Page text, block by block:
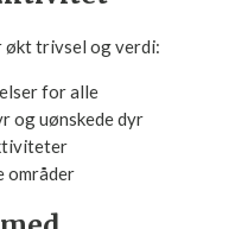
trivsel og verdi:
for alle
og uønskede dyr